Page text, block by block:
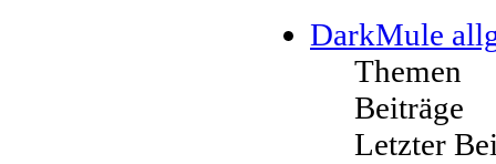
DarkMule
Themen
Beiträge
Letzter